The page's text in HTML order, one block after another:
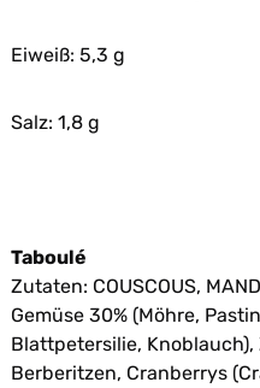
Eiweiß: 5,3 g
Salz: 1,8 g
Taboulé
Zutaten: COUSCOUS,
Gemüse 30% (Möhre,
Blattpetersilie,
Berberitzen, Cranberrys